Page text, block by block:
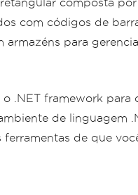
a barcode, we may
(400, 100 );
created barcode as
= myBarcode.Image;
composta
com códigos de
para
.NET framework para
de linguagem
de que